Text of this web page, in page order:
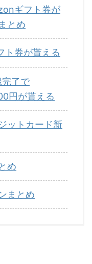
ギフト券が
とめ
ト券が貰える
了で
円が貰える
ットカード新
め
まとめ